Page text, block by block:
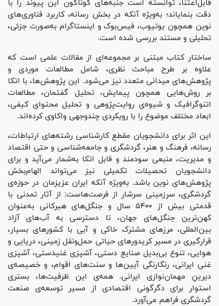
قابل‌اعتنا، توانسته است جنبه‌های گوناگون این پیوند را با
دقت بنمایاند؛ به‌ویژه آنکه در بخش رسانه، کاربرد فناوری‌های
نوین همچون یوتیوب، فیس‌بوک و اینستاگرام به‌صورت جزئی،
تحلیلی و مستند بررسی شده است.
ساختار کتاب مبتنی بر مجموعه‌ای از مقالات علمی است که
علاوه بر طرح مباحث نظری، شامل مطالعات موردی و
پژوهش‌های میدانی متعدد نیز می‌شود. این پژوهش‌ها، با اتکا
بر روش‌هایی همچون پیمایش، تحلیل گفتمان، مطالعات
اتنوگرافیک و شیوه‌ی روایت‌پژوهی و تحلیل محتوای کیفی،
ابعاد مختلف موضوع را با رویکردی چندوجهی واکاوی کرده‌اند.
این اثر برای دانشجویان مقطع کارشناسی رشته‌های ارتباطات،
رسانه، فرهنگ و هنر، گردشگری و جامعه‌شناسی و حتی اقتصاد
و مدیریت، منبعی سودمند و قابل اتکا به‌شمار می‌آید و برای
دانشجویان تحصیلات تکمیلی نیز می‌تواند الهام‌بخش
پژوهش‌های نوین باشد. به‌ویژه آنکه ایران عزیزمان در حوزه‌ی
گردشگری، سرزمینی سرشار از فرصت‌هاست: از آثار تمدنی با
قدمتی بیش از ۵۴۰۰ سال و جنگل‌های هیرکانی به‌عنوان
کهن‌ترین جنگل‌های جهان، تا دسترسی به آب‌های آزاد
بین‌المللی، مرز‌های مشترک خاکی و آبی با کشور‌های بسیار،
قرارگیری در مسیر کریدور‌های حیاتی حمل‌ونقل زمینی، دریایی و
هوایی، تنوع بی‌بدیل صنایع دستی، آشپزی غنیدستی، آشپزی
غنی ایرانی، رنگارنگی آیین‌ها و سنت‌های اقوام، و خصیصه‌ی
دیرینِ مهمان‌نوازی ایرانی. همه‌ی این ظرفیت‌ها، بستری
استوار برای دگرگونی اقتصادی از مسیر توسعه‌ی صنعت
گردشگری فراهم می‌آورد.